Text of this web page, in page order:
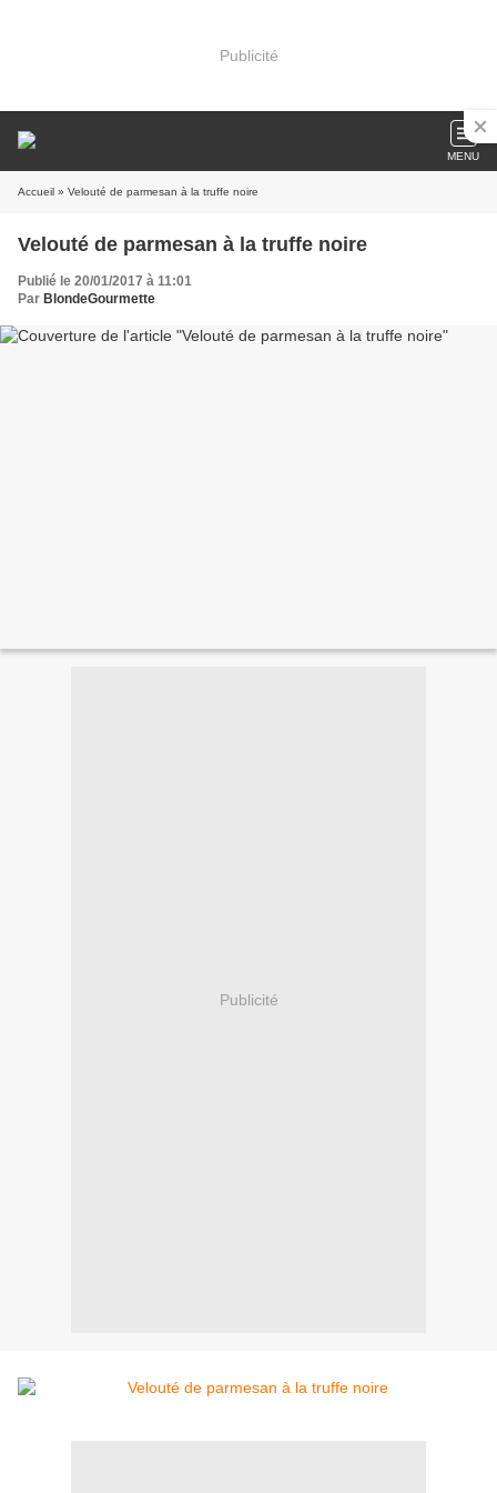
Publicité
MENU
Accueil » Velouté de parmesan à la truffe noire
Velouté de parmesan à la truffe noire
Publié le 20/01/2017 à 11:01
Par BlondeGourmette
Publicité